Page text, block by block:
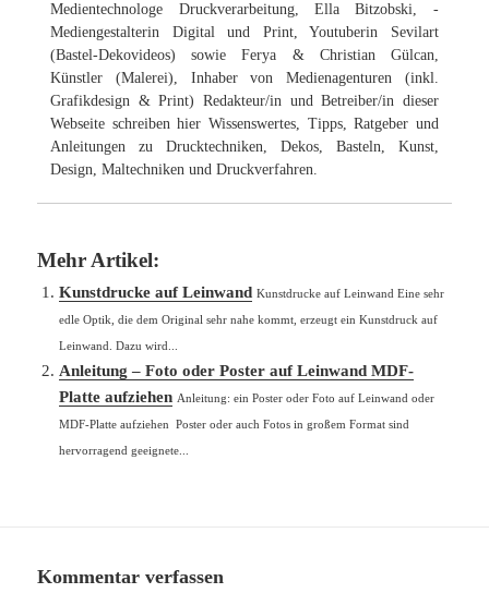
Medientechnologe Druckverarbeitung, Ella Bitzobski, -
Mediengestalterin Digital und Print, Youtuberin Sevilart
(Bastel-Dekovideos) sowie Ferya & Christian Gülcan,
Künstler (Malerei), Inhaber von Medienagenturen (inkl.
Grafikdesign & Print) Redakteur/in und Betreiber/in dieser
Webseite schreiben hier Wissenswertes, Tipps, Ratgeber und
Anleitungen zu Drucktechniken, Dekos, Basteln, Kunst,
Design, Maltechniken und Druckverfahren.
Mehr Artikel:
Kunstdrucke auf Leinwand Kunstdrucke auf Leinwand Eine sehr
edle Optik, die dem Original sehr nahe kommt, erzeugt ein Kunstdruck auf
Leinwand. Dazu wird...
Anleitung – Foto oder Poster auf Leinwand MDF-
Platte aufziehen Anleitung: ein Poster oder Foto auf Leinwand oder
MDF-Platte aufziehen Poster oder auch Fotos in großem Format sind
hervorragend geeignete...
Kommentar verfassen